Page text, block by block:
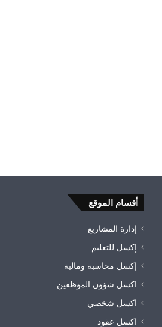
أقسام الموقع
إدارة المشاريع
إكسل للتعليم
إكسل محاسبة ومالية
اكسل شؤون الموظفين
اكسل شخصي
اكسل عقود